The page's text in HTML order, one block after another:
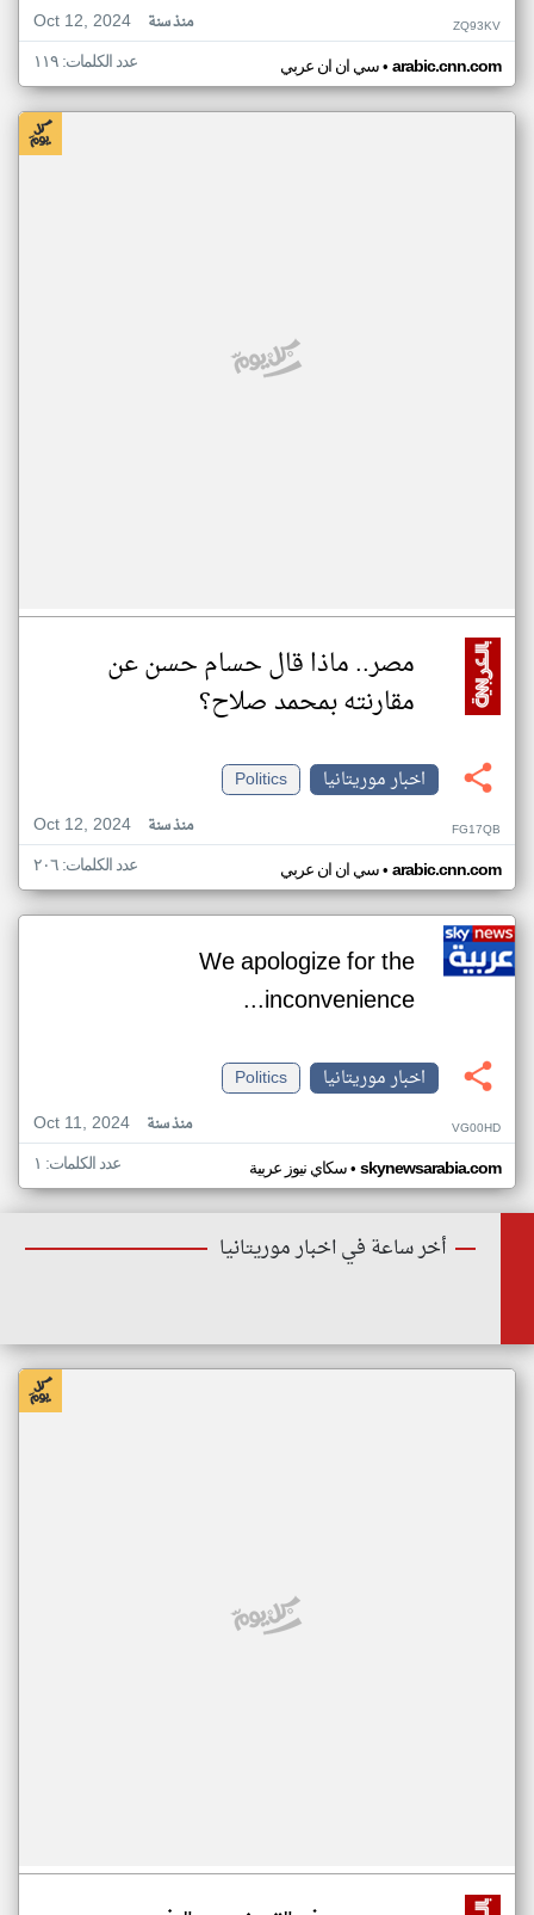
Oct 12, 2024
منذ سنة ZQ93KV
سي ان ان عربي• arabic.cnn.com عدد الكلمات: ١١٩
مصر.. ماذا قال حسام حسن عن
مقارنته بمحمد صلاح؟
اخبار موريتانيا
Politics
Oct 12, 2024
منذ سنة FG17QB
سي ان ان عربي• arabic.cnn.com عدد الكلمات: ٢٠٦
We apologize for the
inconvenience...
اخبار موريتانيا
Politics
Oct 11, 2024
منذ سنة VG00HD
سكاي نيوز عربية• skynewsarabia.com عدد الكلمات: ١
أخر ساعة في اخبار موريتانيا